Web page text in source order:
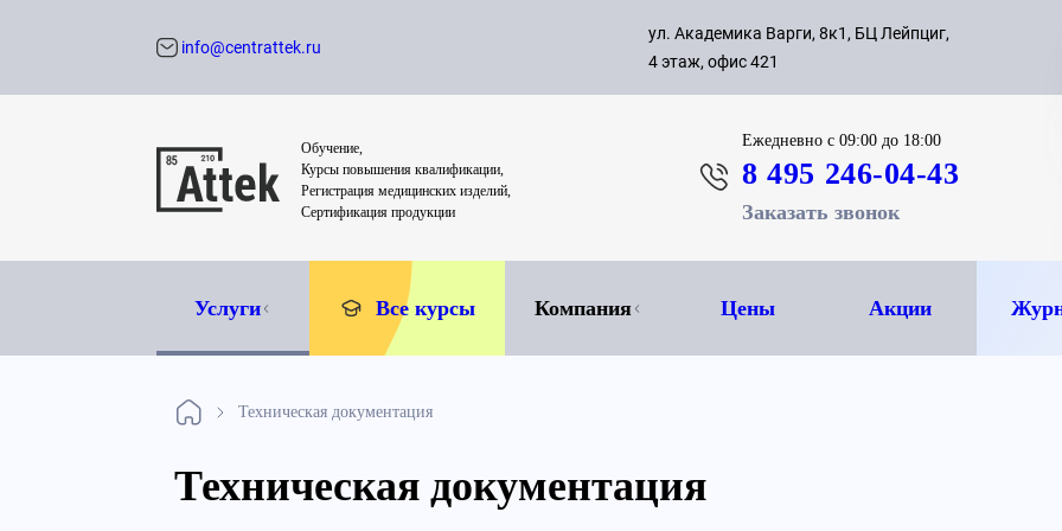
с 09:00
8 495
info@centrattek.ru
ул. Академика Варги, 8к1, БЦ Лейпциг,
4 этаж, офис 421
Обучение,
Курсы повышения квалификации,
Регистрация медицинских изделий,
Сертификация продукции
Ежедневнос 09:00 до 18:00
8 495 246-04-43
Заказать звонок
Услуги Все курсы Компания Цены Акции
Техническая документация
Техническая документация